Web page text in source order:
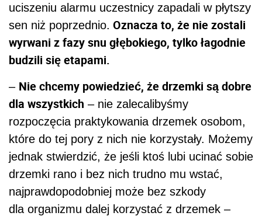
uciszeniu alarmu uczestnicy zapadali w płytszy
sen niż poprzednio. Oznacza to, że nie zostali
wyrwani z fazy snu głębokiego, tylko łagodnie
budzili się etapami.
– Nie chcemy powiedzieć, że drzemki są dobre
dla wszystkich – nie zalecalibyśmy
rozpoczęcia praktykowania drzemek osobom,
które do tej pory z nich nie korzystały. Możemy
jednak stwierdzić, że jeśli ktoś lubi ucinać sobie
drzemki rano i bez nich trudno mu wstać,
najprawdopodobniej może bez szkody
dla organizmu dalej korzystać z drzemek –